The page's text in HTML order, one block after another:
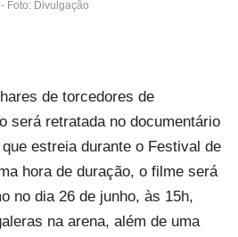
Foto: Divulgação
de torcedores de
será retratada no documentário
estreia durante o Festival de
hora de duração, o filme será
no dia 26 de junho, às 15h,
na arena, além de uma